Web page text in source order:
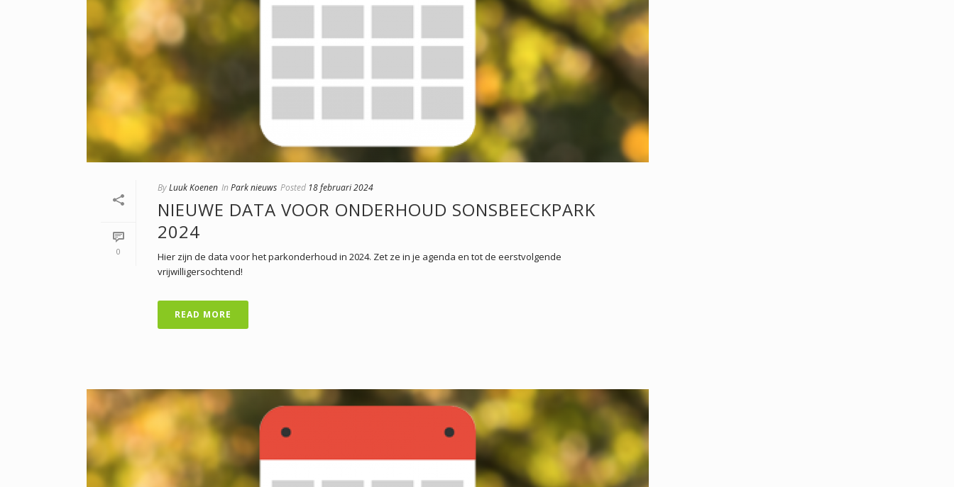
0
ByLuuk Koenen In Park nieuws Posted 18 februari 2024
NIEUWE DATA VOOR ONDERHOUD SONSBEECKPARK
2024
Hier zijn de data voor het parkonderhoud in 2024. Zet ze in je agenda en tot de eerstvolgende
vrijwilligersochtend!
READ MORE